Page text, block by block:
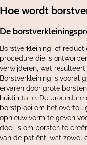
Hoe wordt
De
Borstverkleining, of
procedure die is
verwijderen, wat
Borstverkleining is vooral
ervaren door grote
huidirritatie. De
borstplooi om het
opnieuw vorm te geven
doel is om borsten te
van de patiënt, wat zowel